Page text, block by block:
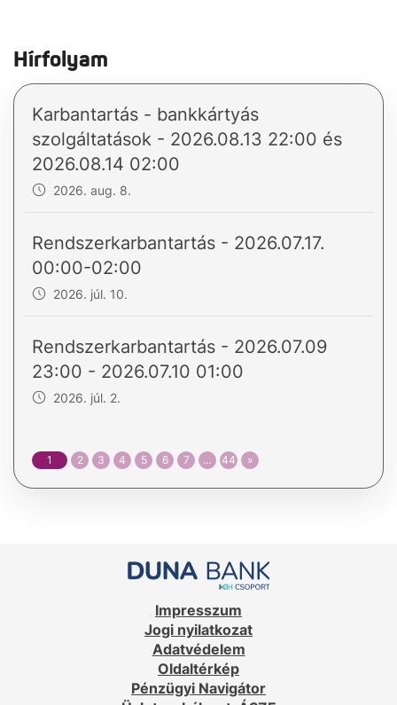
Hírfolyam
Karbantartás - bankkártyás
szolgáltatások - 2026.08.13 22:00 és
2026.08.14 02:00
2026. aug. 8.
Rendszerkarbantartás - 2026.07.17.
00:00-02:00
2026. júl. 10.
Rendszerkarbantartás - 2026.07.09
23:00 - 2026.07.10 01:00
2026. júl. 2.
1 2 3 4 5 6 7 … 44 »
Impresszum
Jogi nyilatkozat
Adatvédelem
Oldaltérkép
Pénzügyi Navigátor